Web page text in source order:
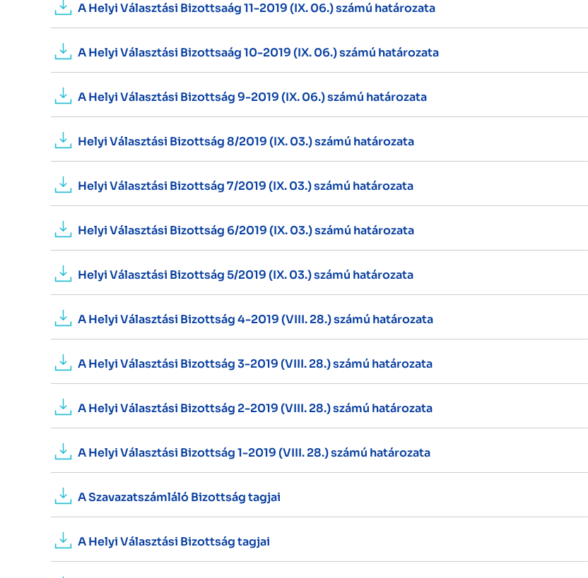
A Helyi Választási Bizottsaág 11-2019 (IX. 06.) számú határozata
A Helyi Választási Bizottsaág 10-2019 (IX. 06.) számú határozata
A Helyi Választási Bizottság 9-2019 (IX. 06.) számú határozata
Helyi Választási Bizottság 8/2019 (IX. 03.) számú határozata
Helyi Választási Bizottság 7/2019 (IX. 03.) számú határozata
Helyi Választási Bizottság 6/2019 (IX. 03.) számú határozata
Helyi Választási Bizottság 5/2019 (IX. 03.) számú határozata
A Helyi Választási Bizottság 4-2019 (VIII. 28.) számú határozata
A Helyi Választási Bizottság 3-2019 (VIII. 28.) számú határozata
A Helyi Választási Bizottság 2-2019 (VIII. 28.) számú határozata
A Helyi Választási Bizottság 1-2019 (VIII. 28.) számú határozata
A Szavazatszámláló Bizottság tagjai
A Helyi Választási Bizottság tagjai